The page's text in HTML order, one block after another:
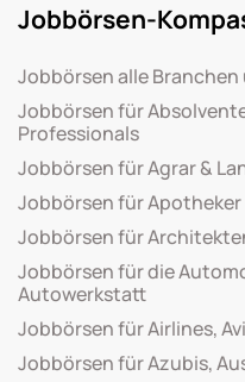
Jobbörsen-
Jobbörsen alle Branchen
Jobbörsen für
Professionals
Jobbörsen für Agrar &
Jobbörsen für Apotheker
Jobbörsen für
Jobbörsen für die
Autowerkstatt
Jobbörsen für Airlines,
Jobbörsen für Azubis,